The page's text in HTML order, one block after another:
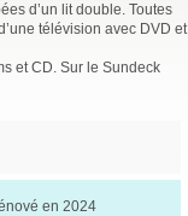
d’un lit double. Toutes
télévision avec DVD et
et CD. Sur le Sundeck
en 2024